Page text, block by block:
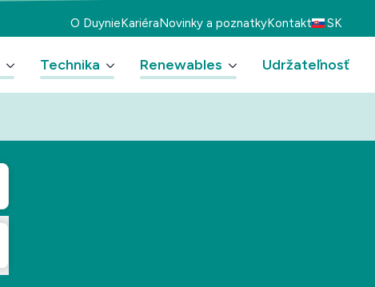
O DuynieKariéraNovinky a poznatkyKontakt SK
Technika Renewables Udržateľnosť